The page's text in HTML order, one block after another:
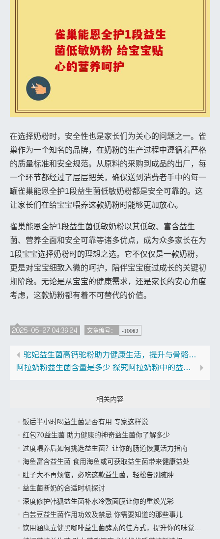
在选择奶粉时，安全性也是家长们为关心的问题之一。雀
巢作为一个知名的品牌，在奶粉的生产过程中遵循着严格
的质量标准和安全规范。从原料的采购到成品的出厂，每
一个环节都经过了层层把关，确保送到消费者手中的每一
罐雀巢能恩全护1段益生菌低敏奶粉都是安全可靠的。这
让家长们在给宝宝喂养这款奶粉时能够更加放心。
雀巢能恩全护1段益生菌低敏奶粉以其低敏、富含益生
菌、营养全面和安全可靠等诸多优点，成为众多家长在为
1段宝宝选择奶粉时的理想之选。它不仅仅是一款奶粉，
更是对宝宝细致入微的呵护，陪伴宝宝度过成长的关键初
期阶段。无论是从宝宝的健康需求，还是家长的安心角度
考虑，这款奶粉都有着不可替代的价值。
2025-05-27 04:39:24 文章编号： -10083
驼妃益生菌高钙驼粉助力健康生活，提升与骨骼强度
阿拉奶粉益生菌含量是多少 探究阿拉奶粉中的益生菌含量
相关内容
饭后半小时喝益生菌是否有用 专家这样说
红包70益生菌 助力健康的神奇益生菌你了解多少
过度喂养后如何挑选益生菌？让你的肠道恢复活力指南
海鱼富含益生菌 食用海鱼或可获取益生菌带来健康益处
肚子大不再烦恼，必吃这款益生菌，轻松告别臃肿
益生菌断奶的合适时机探讨
深度修护韩狐益生菌补水冷敷面膜让你的重焕光彩
白芸豆益生菌作用功效及禁忌 你需要知道的那些事儿
饮用涵康立健黑咖啡益生菌酵素的佳方式，提升你的味觉体验